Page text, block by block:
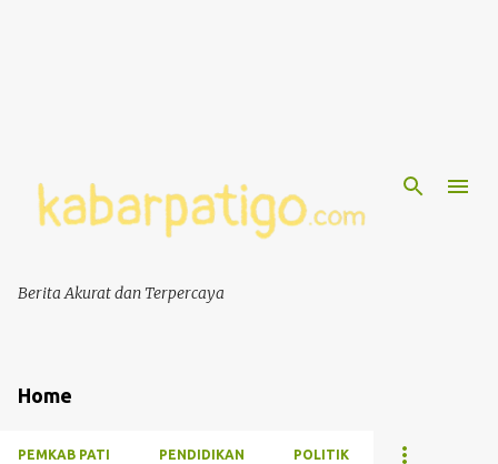
Berita Akurat dan Terpercaya
Home
PEMKAB PATI PENDIDIKAN POLITIK